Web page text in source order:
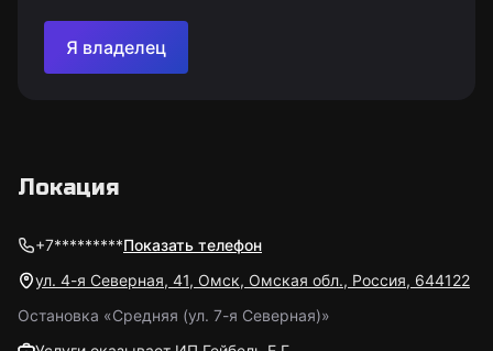
Я владелец
Локация
+7*********Показать телефон
ул. 4-я Северная, 41, Омск, Омская обл., Россия, 644122
Остановка «Средняя (ул. 7-я Северная)»